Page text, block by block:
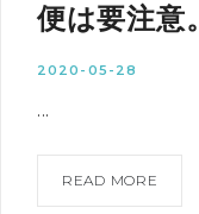
便は要注意。
2020-05-28
...
READ MORE